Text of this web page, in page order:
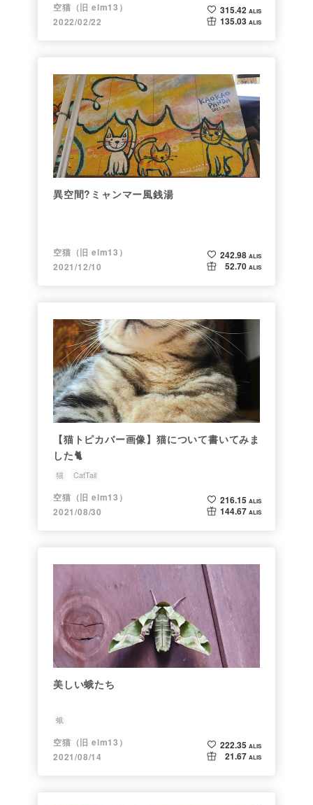
空猫（旧 elm13）
2022/02/22
315.42 ALIS
135.03 ALIS
異空間?ミャンマー風銭湯
空猫（旧 elm13）
2021/12/10
242.98 ALIS
52.70 ALIS
【猫トピカバー画像】猫について書いてみま
した🐈
猫 CatTail
空猫（旧 elm13）
2021/08/30
216.15 ALIS
144.67 ALIS
美しい蛾たち
蛾
空猫（旧 elm13）
2021/08/14
222.35 ALIS
21.67 ALIS